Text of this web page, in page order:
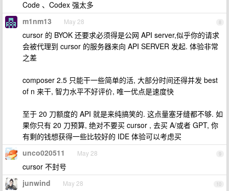
Code 、Codex 强太多
8
m1nm13 May 28
cursor 的 BYOK 还要求必须得是公网 API server,似乎你的请求
会被代理到 cursor 的服务器来向 API SERVER 发起. 体验非常
之差
composer 2.5 只能干一些简单的活, 大部分时间还得并发 best
of n 来干, 智力水平不好评价, 唯一优点是速度快
至于 20 刀额度的 API 就是来纯搞笑的. 这点量塞牙缝都不够. 如
果你只有 20 刀预算, 绝对不要买 cursor , 去买 A/或者 GPT, 你
有剩的钱想获得一些比较好的 IDE 体验可以考虑买
9
unco020511 May 28
cursor 不封号
10
junwind May 28